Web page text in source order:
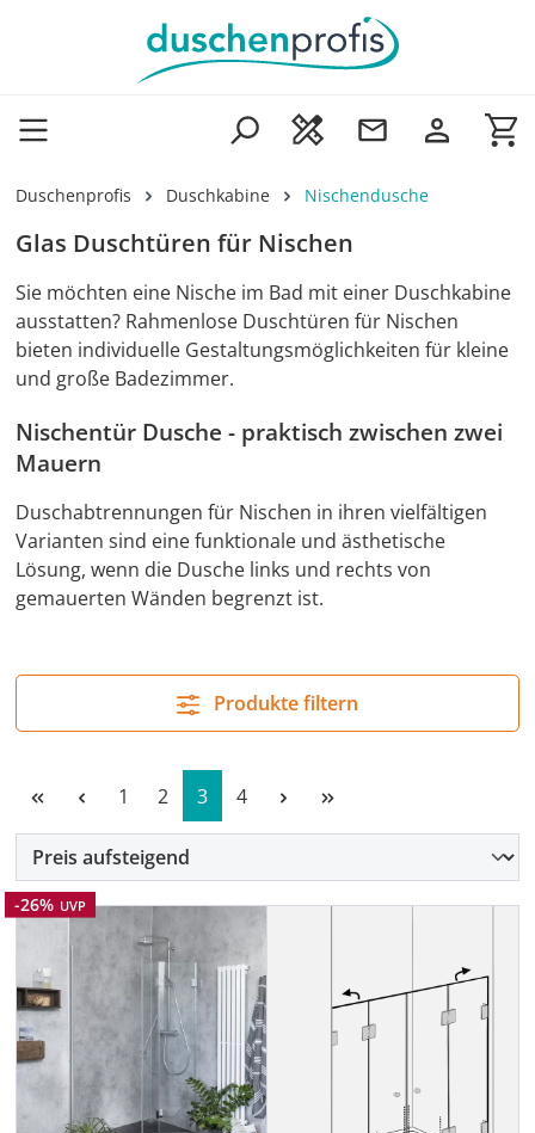
Zum Hauptinhalt springen
Duschenprofis Duschkabine Nischendusche
Glas Duschtüren für Nischen
Sie möchten eine Nische im Bad mit einer Duschkabine
ausstatten? Rahmenlose Duschtüren für Nischen
bieten individuelle Gestaltungsmöglichkeiten für kleine
und große Badezimmer.
Nischentür Dusche - praktisch zwischen zwei
Mauern
Duschabtrennungen für Nischen in ihren vielfältigen
Varianten sind eine funktionale und ästhetische
Lösung, wenn die Dusche links und rechts von
gemauerten Wänden begrenzt ist.
Produkte filtern
Seite
1 Seite
2 Seite
3 Seite
4
Rabatt
-26% UVP